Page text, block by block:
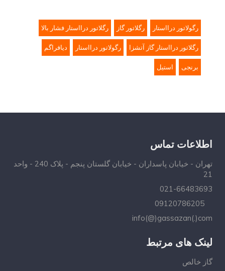
رگولاتور درااستار رگلاتور گاز رگلاتور درااستار فشار بالا
رگلاتور درااستار گاز آتشزا رگولاتور درااستار دیافراگم
برنجی استیل
اطلاعات تماس
تهران - خیابان پاسداران - خیابان گلستان پنجم - پلاک 240 - واحد
21
021-66483693
info(@)gassazan(.)com
لینک های مرتبط
گاز خالص